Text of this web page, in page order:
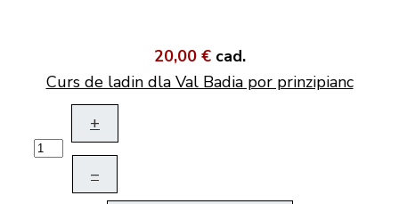
20,00 € cad.
Curs de ladin dla Val Badia por prinzipianc
+
–